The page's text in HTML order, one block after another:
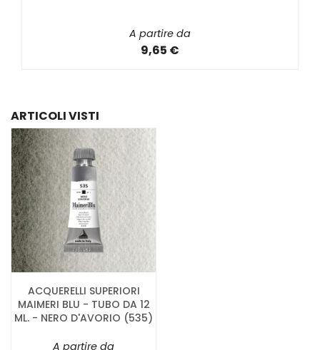
A partire da
9,65 €
ARTICOLI VISTI
ACQUERELLI SUPERIORI
MAIMERI BLU - TUBO DA 12
ML. - NERO D'AVORIO (535)
A partire da